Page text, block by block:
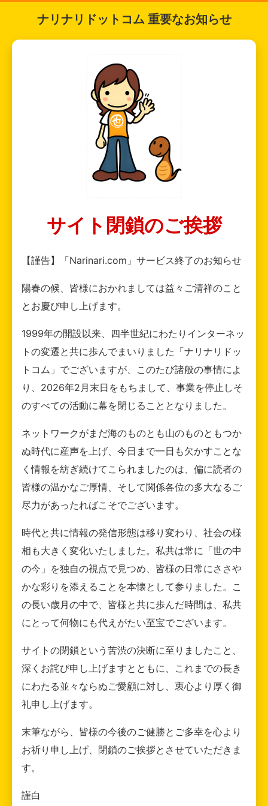
ナリナリドットコム 重要なお知らせ
サイト閉鎖のご挨拶
【謹告】「Narinari.com」サービス終了のお知らせ
陽春の候、皆様におかれましては益々ご清祥のこと
とお慶び申し上げます。
1999年の開設以来、四半世紀にわたりインターネッ
トの変遷と共に歩んでまいりました「ナリナリドッ
トコム」でございますが、このたび諸般の事情によ
り、2026年2月末日をもちまして、事業を停止しそ
のすべての活動に幕を閉じることとなりました。
ネットワークがまだ海のものとも山のものともつか
ぬ時代に産声を上げ、今日まで一日も欠かすことな
く情報を紡ぎ続けてこられましたのは、偏に読者の
皆様の温かなご厚情、そして関係各位の多大なるご
尽力があったればこそでございます。
時代と共に情報の発信形態は移り変わり、社会の様
相も大きく変化いたしました。私共は常に「世の中
の今」を独自の視点で見つめ、皆様の日常にささや
かな彩りを添えることを本懐として参りました。こ
の長い歳月の中で、皆様と共に歩んだ時間は、私共
にとって何物にも代えがたい至宝でございます。
サイトの閉鎖という苦渋の決断に至りましたこと、
深くお詫び申し上げますとともに、これまでの長き
にわたる並々ならぬご愛顧に対し、衷心より厚く御
礼申し上げます。
末筆ながら、皆様の今後のご健勝とご多幸を心より
お祈り申し上げ、閉鎖のご挨拶とさせていただきま
す。
謹白